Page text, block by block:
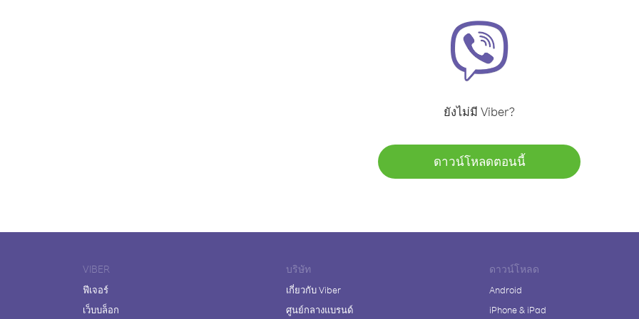
ยังไม่มี Viber?
ดาวน์โหลดตอนนี้
VIBER
ฟีเจอร์
เว็บบล็อก
บริษัท
เกี่ยวกับ Viber
ศูนย์กลางแบรนด์
ดาวน์โหลด
Android
iPhone & iPad